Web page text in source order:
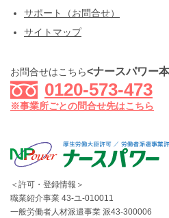
サポート（お問合せ）
サイトマップ
お問合せはこちら<ナースパワー
0120-573-473
※事業所ごとの問合せ先はこちら
＜許可・登録情報＞
職業紹介事業 43-ユ-010011
一般労働者人材派遣事業 派43-300006